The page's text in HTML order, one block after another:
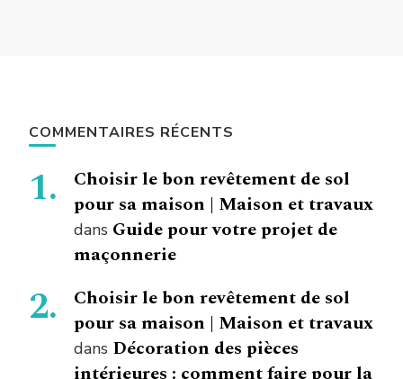
COMMENTAIRES RÉCENTS
Choisir le bon revêtement de sol
pour sa maison | Maison et travaux
dans Guide pour votre projet de
maçonnerie
Choisir le bon revêtement de sol
pour sa maison | Maison et travaux
dans Décoration des pièces